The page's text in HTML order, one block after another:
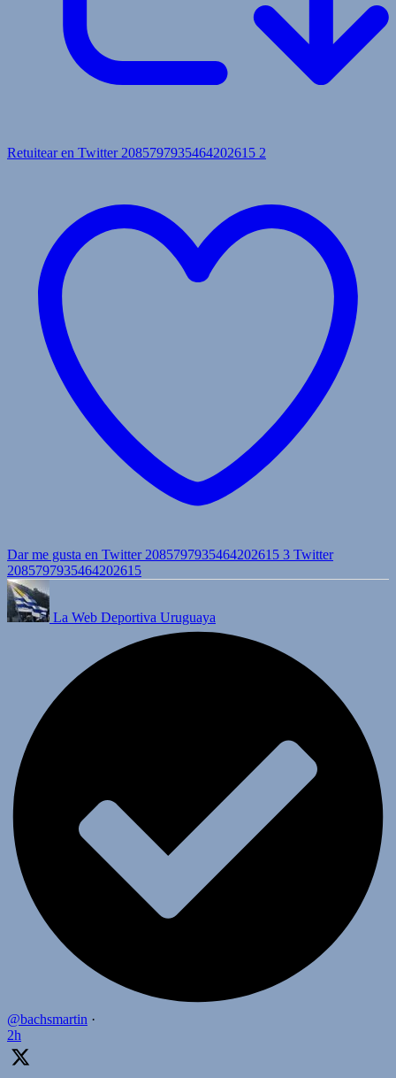
Retuitear en Twitter 2085797935464202615 2
Dar me gusta en Twitter 2085797935464202615 3 Twitter
2085797935464202615
La Web Deportiva Uruguaya
@bachsmartin ·
2h